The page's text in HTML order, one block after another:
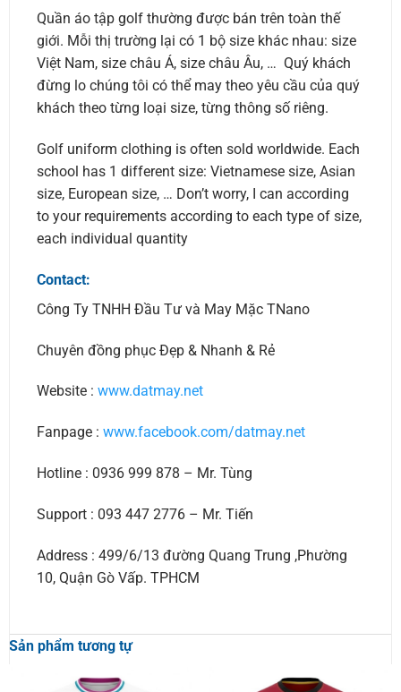
Quần áo tập golf thường được bán trên toàn thế
giới. Mỗi thị trường lại có 1 bộ size khác nhau: size
Việt Nam, size châu Á, size châu Âu, … Quý khách
đừng lo chúng tôi có thể may theo yêu cầu của quý
khách theo từng loại size, từng thông số riêng.
Golf uniform clothing is often sold worldwide. Each
school has 1 different size: Vietnamese size, Asian
size, European size, … Don’t worry, I can according
to your requirements according to each type of size,
each individual quantity
Contact:
Công Ty TNHH Đầu Tư và May Mặc TNano
Chuyên đồng phục Đẹp & Nhanh & Rẻ
Website : www.datmay.net
Fanpage : www.facebook.com/datmay.net
Hotline : 0936 999 878 – Mr. Tùng
Support : 093 447 2776 – Mr. Tiến
Address : 499/6/13 đường Quang Trung ,Phường
10, Quận Gò Vấp. TPHCM
Sản phẩm tương tự